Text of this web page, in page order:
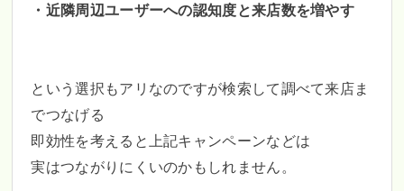
・近隣周辺ユーザーへの認知度と来店数を増やす
という選択もアリなのですが検索して調べて来店ま
でつなげる
即効性を考えると上記キャンペーンなどは
実はつながりにくいのかもしれません。